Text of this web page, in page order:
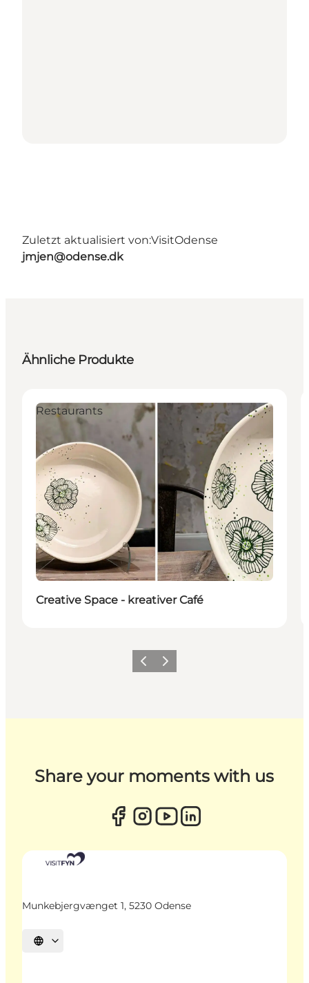
Zuletzt aktualisiert von:VisitOdense
jmjen@odense.dk
Ähnliche Produkte
Restaurants
Creative Space - kreativer Café
ZurückWeiter
Share your moments with us
Munkebjergvænget 1, 5230 Odense
Sprache auswählen